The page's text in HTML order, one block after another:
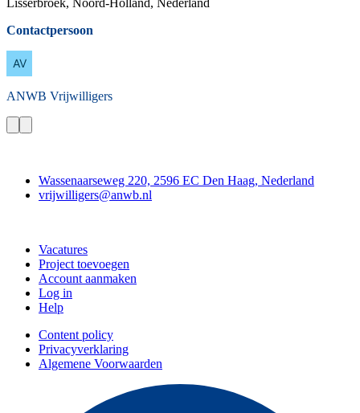
Lisserbroek, Noord-Holland, Nederland
Contactpersoon
ANWB Vrijwilligers
Wassenaarseweg 220, 2596 EC Den Haag, Nederland
vrijwilligers@anwb.nl
Vacatures
Project toevoegen
Account aanmaken
Log in
Help
Content policy
Privacyverklaring
Algemene Voorwaarden